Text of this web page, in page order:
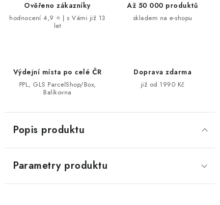
Ověřeno zákazníky
hodnocení 4,9 ⭐ | s Vámi již 13
let
Až 50 000 produktů
skladem na e-shopu
Výdejní místa po celé ČR
PPL, GLS ParcelShop/Box,
Balíkovna
Doprava zdarma
již od 1990 Kč
Popis produktu
Parametry produktu